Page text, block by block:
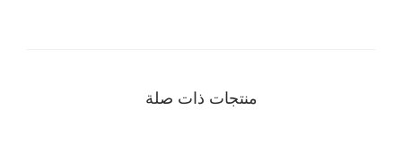
منتجات ذات صلة